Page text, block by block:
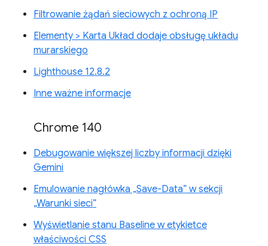
Filtrowanie żądań sieciowych z ochroną IP
Elementy > Karta Układ dodaje obsługę układu
murarskiego
Lighthouse 12.8.2
Inne ważne informacje
Chrome 140
Debugowanie większej liczby informacji dzięki
Gemini
Emulowanie nagłówka „Save-Data” w sekcji
„Warunki sieci”
Wyświetlanie stanu Baseline w etykietce
właściwości CSS